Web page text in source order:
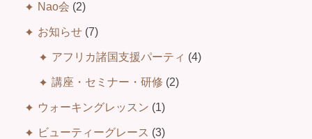
Nao会 (2)
お知らせ (7)
アフリカ諸国支援パーティ (4)
講座・セミナー・研修 (2)
ウォーキングレッスン (1)
ビューティーグレース (3)